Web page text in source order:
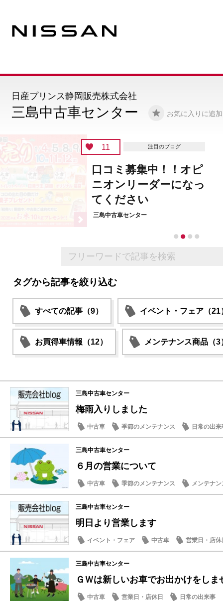
三島中古車センター お気に入りに追加
日産プリンス静岡販売株式会社
11 注目のブログ
口コミ募集中！！オピ
ニオンリーダーになっ
てください
三島中古車センター
タグから記事を絞り込む
すべての記事（9） イベント・フェア（21
お買得車情報（12） メンテナンス商品（3
三島中古車センター
梅雨入りしました
中古車 季節のメンテナンス 日常の出来
三島中古車センター
６月の営業について
中古車 季節のメンテナンス
メンテナ
日常の出来事
三島中古車センター
明日より営業します
イベント・フェア 中古車 営業日・店休
三島中古車センター
ＧＷは新しいお車でお出かけをしま
中古車 営業日・店休日 日常の出来事